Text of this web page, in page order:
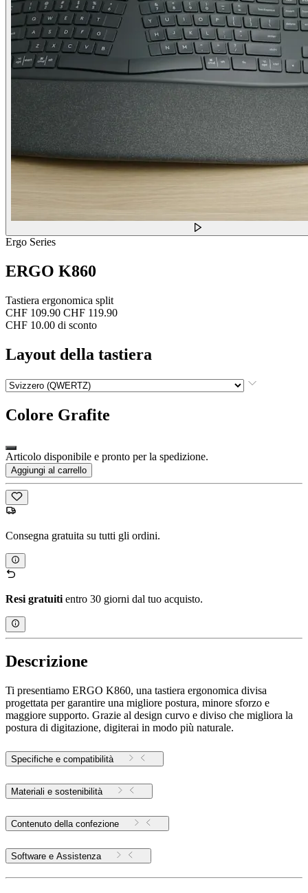
Ergo Series
ERGO K860
Tastiera ergonomica split
CHF 109.90 CHF 119.90
CHF 10.00 di sconto
Layout della tastiera
Colore Grafite
Articolo disponibile e pronto per la spedizione.
Aggiungi al carrello
Consegna gratuita su tutti gli ordini.
Resi gratuiti entro 30 giorni dal tuo acquisto.
Descrizione
Ti presentiamo ERGO K860, una tastiera ergonomica divisa
progettata per garantire una migliore postura, minore sforzo e
maggiore supporto. Grazie al design curvo e diviso che migliora la
postura di digitazione, digiterai in modo più naturale.
Specifiche e compatibilità
Materiali e sostenibilità
Contenuto della confezione
Software e Assistenza